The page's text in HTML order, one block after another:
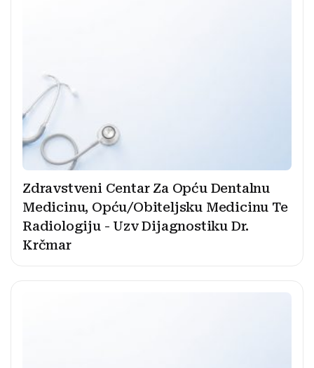
Zdravstveni Centar Za Opću Dentalnu
Medicinu, Opću/Obiteljsku Medicinu Te
Radiologiju - Uzv Dijagnostiku Dr.
Krčmar